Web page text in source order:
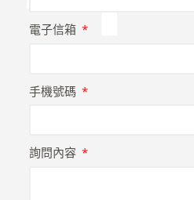
電子信箱
手機號碼
詢問內容